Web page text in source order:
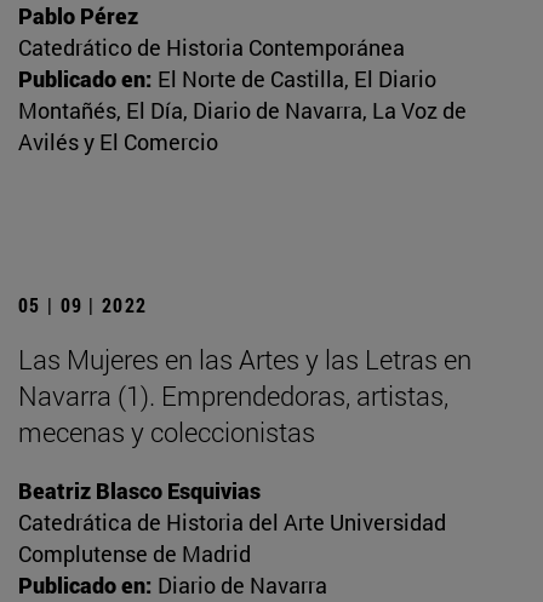
Pablo Pérez
Catedrático de Historia Contemporánea
Publicado en: El Norte de Castilla, El Diario
Montañés, El Día, Diario de Navarra, La Voz de
Avilés y El Comercio
05 | 09 | 2022
Las Mujeres en las Artes y las Letras en
Navarra (1). Emprendedoras, artistas,
mecenas y coleccionistas
Beatriz Blasco Esquivias
Catedrática de Historia del Arte Universidad
Complutense de Madrid
Publicado en: Diario de Navarra